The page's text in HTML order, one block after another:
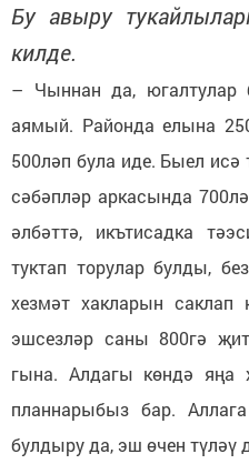
Бу авыру
килде.
– Чыннан да, югалтулар
аямый. Районда елына
500ләп була иде. Быел
сәбәпләр аркасында
әлбәттә, икътисадка
туктап торулар булды,
хезмәт хакларын
эшсезләр саны 800гә
гына. Алдагы көндә яңа
планнарыбыз бар.
булдыру да, эш өчен түләү